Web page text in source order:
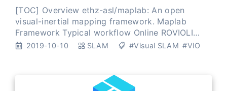
[TOC] Overview ethz-asl/maplab: An open
visual-inertial mapping framework. Maplab
Framework Typical workflow Online ROVIOLI
frontend Offline maplab console a convenient
2019-10-10 SLAM #Visual SLAM #VIO